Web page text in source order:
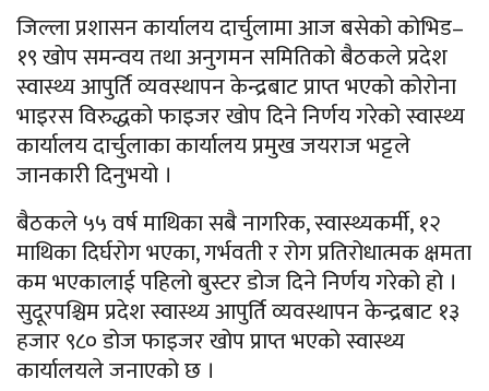
जिल्ला प्रशासन कार्यालय दार्चुलामा आज बसेको कोभिड–
१९ खोप समन्वय तथा अनुगमन समितिको बैठकले प्रदेश
स्वास्थ्य आपुर्ति व्यवस्थापन केन्द्रबाट प्राप्त भएको कोरोना
भाइरस विरुद्धको फाइजर खोप दिने निर्णय गरेको स्वास्थ्य
कार्यालय दार्चुलाका कार्यालय प्रमुख जयराज भट्टले
जानकारी दिनुभयो ।
बैठकले ५५ वर्ष माथिका सबै नागरिक, स्वास्थ्यकर्मी, १२
माथिका दिर्घरोग भएका, गर्भवती र रोग प्रतिरोधात्मक क्षमता
कम भएकालाई पहिलो बुस्टर डोज दिने निर्णय गरेको हो ।
सुदूरपश्चिम प्रदेश स्वास्थ्य आपुर्ति व्यवस्थापन केन्द्रबाट १३
हजार ९८० डोज फाइजर खोप प्राप्त भएको स्वास्थ्य
कार्यालयले जनाएको छ ।